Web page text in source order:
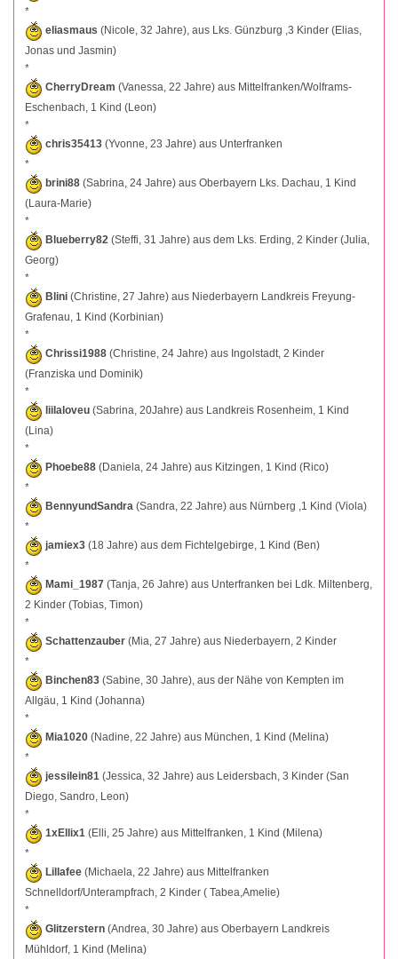
*
eliasmaus (Nicole, 32 Jahre), aus Lks. Günzburg ,3 Kinder (Elias,
Jonas und Jasmin)
*
CherryDream (Vanessa, 22 Jahre) aus Mittelfranken/Wolframs-
Eschenbach, 1 Kind (Leon)
*
chris35413 (Yvonne, 23 Jahre) aus Unterfranken
*
brini88 (Sabrina, 24 Jahre) aus Oberbayern Lks. Dachau, 1 Kind
(Laura-Marie)
*
Blueberry82 (Steffi, 31 Jahre) aus dem Lks. Erding, 2 Kinder (Julia,
Georg)
*
Blini (Christine, 27 Jahre) aus Niederbayern Landkreis Freyung-
Grafenau, 1 Kind (Korbinian)
*
Chrissi1988 (Christine, 24 Jahre) aus Ingolstadt, 2 Kinder
(Franziska und Dominik)
*
liilaloveu (Sabrina, 20Jahre) aus Landkreis Rosenheim, 1 Kind
(Lina)
*
Phoebe88 (Daniela, 24 Jahre) aus Kitzingen, 1 Kind (Rico)
*
BennyundSandra (Sandra, 22 Jahre) aus Nürnberg ,1 Kind (Viola)
*
jamiex3 (18 Jahre) aus dem Fichtelgebirge, 1 Kind (Ben)
*
Mami_1987 (Tanja, 26 Jahre) aus Unterfranken bei Ldk. Miltenberg,
2 Kinder (Tobias, Timon)
*
Schattenzauber (Mia, 27 Jahre) aus Niederbayern, 2 Kinder
*
Binchen83 (Sabine, 30 Jahre), aus der Nähe von Kempten im
Allgäu, 1 Kind (Johanna)
*
Mia1020 (Nadine, 22 Jahre) aus München, 1 Kind (Melina)
*
jessilein81 (Jessica, 32 Jahre) aus Leidersbach, 3 Kinder (San
Diego, Sandro, Leon)
*
1xEllix1 (Elli, 25 Jahre) aus Mittelfranken, 1 Kind (Milena)
*
Lillafee (Michaela, 22 Jahre) aus Mittelfranken
Schnelldorf/Unterampfrach, 2 Kinder ( Tabea,Amelie)
*
Glitzerstern (Andrea, 30 Jahre) aus Oberbayern Landkreis
Mühldorf, 1 Kind (Melina)